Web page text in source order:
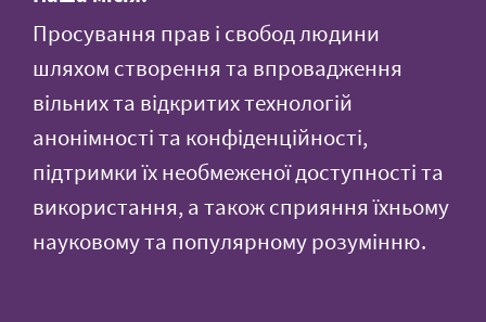
Просування прав і свобод людини
шляхом створення та впровадження
вільних та відкритих технологій
анонімності та конфіденційності,
підтримки їх необмеженої доступності та
використання, а також сприяння їхньому
науковому та популярному розумінню.